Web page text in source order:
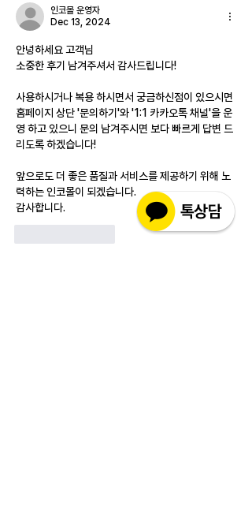
인코몰 운영자
Dec 13, 2024
안녕하세요 고객님
소중한 후기 남겨주셔서 감사드립니다!
사용하시거나 복용 하시면서 궁금하신점이 있으시면
홈페이지 상단 '문의하기'와 '1:1 카카오톡 채널'을 운
영 하고 있으니 문의 남겨주시면 보다 빠르게 답변 드
리도록 하겠습니다!
앞으로도 더 좋은 품질과 서비스를 제공하기 위해 노
력하는 인코몰이 되겠습니다.
감사합니다.